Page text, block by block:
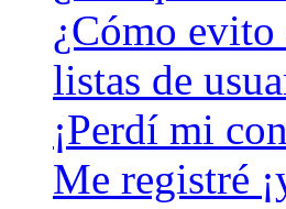
¿Cómo evito
listas de
¡Perdí mi
Me registré